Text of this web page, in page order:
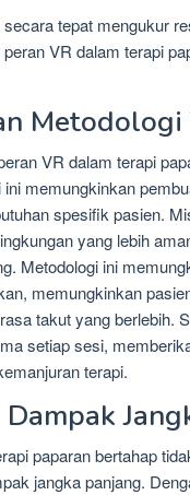
tepat mengukur
VR dalam terapi
Metodologi
VR dalam terapi
memungkinkan
spesifik pasien.
yang lebih
Metodologi ini
memungkinkan
takut yang berlebih.
setiap sesi,
terapi.
paparan bertahap
jangka panjang.